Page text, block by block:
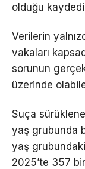
olduğu
Verilerin
vakaları
sorunun
üzerinde
Suça
yaş grubunda
yaş grubundaki
2025’te 357